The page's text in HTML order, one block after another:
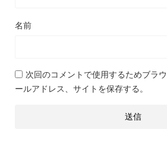
名前
次回のコメントで使用するためブラ
ールアドレス、サイトを保存する。